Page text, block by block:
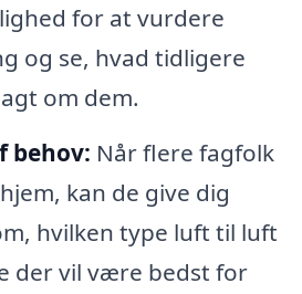
for at vurdere
og se, hvad tidligere
om dem.
behov: Når flere fagfolk
kan de give dig
hvilken type luft til luft
der vil være bedst for